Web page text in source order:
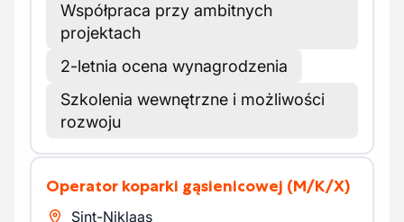
Współpraca przy ambitnych
projektach
2-letnia ocena wynagrodzenia
Szkolenia wewnętrzne i możliwości
rozwoju
Operator koparki gąsienicowej (M/K/X)
Sint-Niklaas